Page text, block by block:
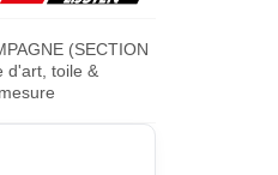
(SECTION
d'art, toile &